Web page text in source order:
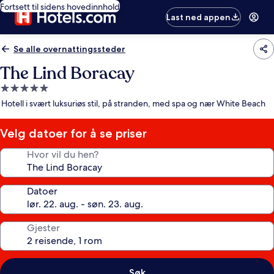
Fortsett til sidens hovedinnhold
Last ned appen
Se alle overnattingssteder
The Lind Boracay
Overnattingssted
med
stjerner
Hotell i svært luksuriøs stil, på stranden, med spa og nær White Beach
Velg datoer for å se priser
Hvor vil du hen?
Datoer
Gjester